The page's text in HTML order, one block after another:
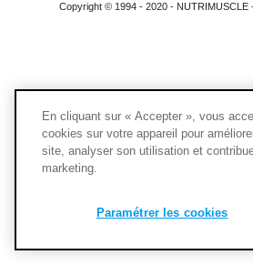
Copyright © 1994 - 2020 - NUTRIMUSCLE
En cliquant sur « Accepter », vous
cookies sur votre appareil pour
site, analyser son utilisation et
marketing.
Paramétrer les cookies